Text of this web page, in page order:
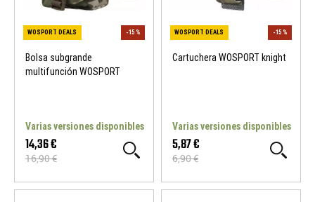
Bolsa subgrande
multifunción WOSPORT
Varias versiones disponibles
14,36 €
16,90 €
Cartuchera WOSPORT knight
Varias versiones disponibles
5,87 €
6,90 €